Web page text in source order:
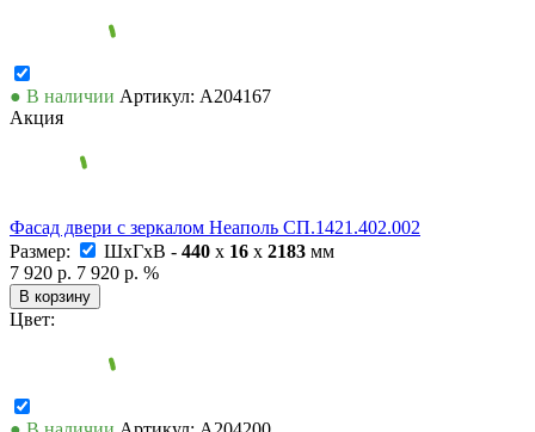
● В наличии Артикул: А204167
Акция
Фасад двери с зеркалом Неаполь СП.1421.402.002
Размер:
ШxГxВ - 440 x 16 x 2183 мм
7 920 р. 7 920 р. %
В корзину
Цвет: